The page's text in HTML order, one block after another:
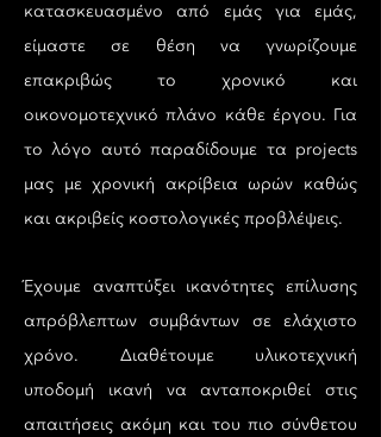
κατασκευασμένο από εμάς για εμάς,
είμαστε σε θέση να γνωρίζουμε
επακριβώς το χρονικό και
οικονομοτεχνικό πλάνο κάθε έργου. Για
το λόγο αυτό παραδίδουμε τα projects
μας με χρονική ακρίβεια ωρών καθώς
και ακριβείς κοστολογικές προβλέψεις.
Έχουμε αναπτύξει ικανότητες επίλυσης
απρόβλεπτων συμβάντων σε ελάχιστο
χρόνο. Διαθέτουμε υλικοτεχνική
υποδομή ικανή να ανταποκριθεί στις
απαιτήσεις ακόμη και του πιο σύνθετου